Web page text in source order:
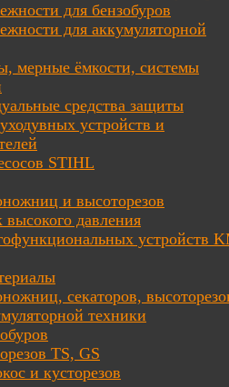
для бензобуров
для аккумуляторной
мерные ёмкости, системы
средства защиты
устройств и
STIHL
и высоторезов
давления
устройств
секаторов,
техники
TS, GS
и кусторезов